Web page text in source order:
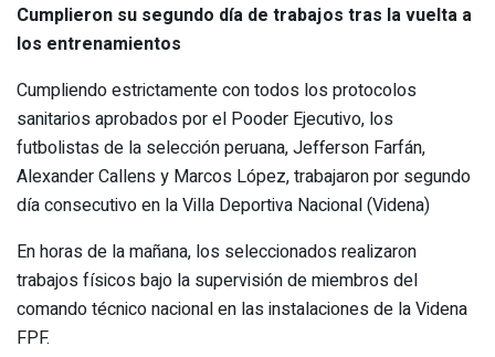
Cumplieron su segundo día de trabajos tras la vuelta a
los entrenamientos
Cumpliendo estrictamente con todos los protocolos
sanitarios aprobados por el Pooder Ejecutivo, los
futbolistas de la selección peruana, Jefferson Farfán,
Alexander Callens y Marcos López, trabajaron por segundo
día consecutivo en la Villa Deportiva Nacional (Videna)
En horas de la mañana, los seleccionados realizaron
trabajos físicos bajo la supervisión de miembros del
comando técnico nacional en las instalaciones de la Videna
FPF.